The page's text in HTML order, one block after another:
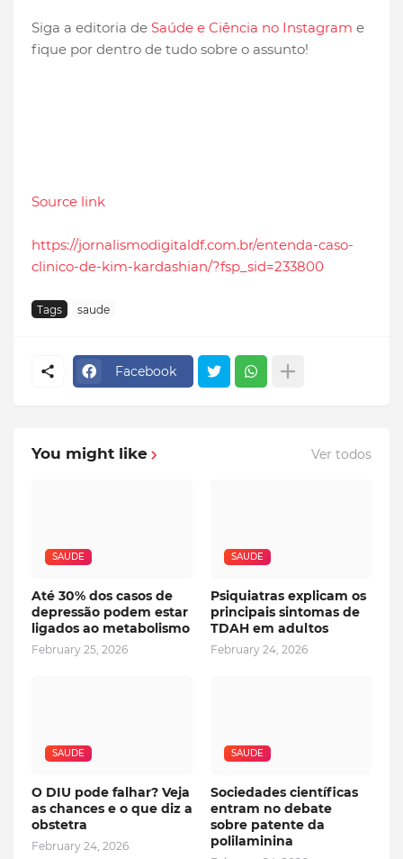
Siga a editoria de Saúde e Ciência no Instagram e
fique por dentro de tudo sobre o assunto!
Source link
https://jornalismodigitaldf.com.br/entenda-caso-
clinico-de-kim-kardashian/?fsp_sid=233800
Tags saude
Facebook
You might like Ver todos
SAUDE
Até 30% dos casos de
depressão podem estar
ligados ao metabolismo
February 25, 2026
SAUDE
Psiquiatras explicam os
principais sintomas de
TDAH em adultos
February 24, 2026
SAUDE
O DIU pode falhar? Veja
as chances e o que diz a
obstetra
February 24, 2026
SAUDE
Sociedades científicas
entram no debate
sobre patente da
polilaminina